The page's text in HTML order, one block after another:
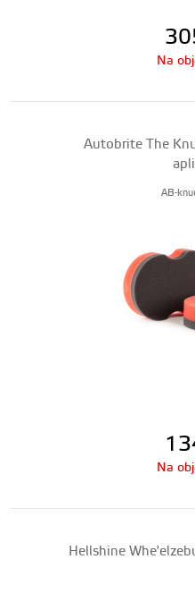
Na
Autobrite The
AB-
Na
Hellshine